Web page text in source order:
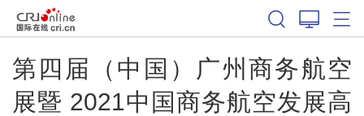
第四届（中国）广州商务航空
展暨 2021中国商务航空发展高